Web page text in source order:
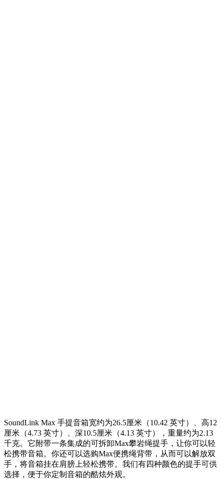
SoundLink Max 手提音箱宽约为26.5厘米（10.42 英寸）、高12
厘米（4.73 英寸）、深10.5厘米（4.13 英寸），重量约为2.13
千克。它附带一条集成的可拆卸Max攀岩绳提手，让你可以轻
松携带音箱。你还可以选购Max便携绳背带，从而可以解放双
手，将音箱挂在肩膀上轻松携带。我们有四种颜色的提手可供
选择，便于你定制音箱的酷炫外观。